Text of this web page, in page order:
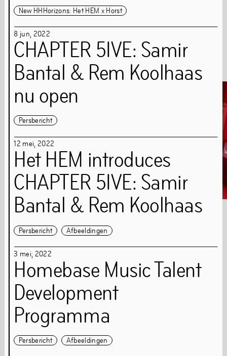
Media
Parrish Smith 'Never Break Faith'
Media Archief
Muziek
Ons muziekprogramma richt zich op experimentele
New HHHorizons: Het HEM x Horst
8 jun, 2022
CHAPTER 5IVE: Samir
Bantal & Rem Koolhaas
nu open
Persbericht
12 mei, 2022
Het HEM introduces
CHAPTER 5IVE: Samir
Bantal & Rem Koolhaas
Persbericht Afbeeldingen
3 mei, 2022
Homebase Music Talent
Development
Programma
Persbericht Afbeeldingen